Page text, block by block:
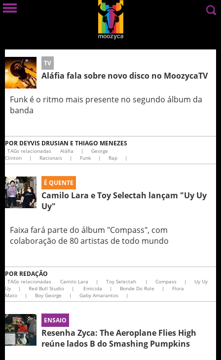
TV
Aláfia fala sobre novo disco no MoozycaTV
Funk é o ritmo mais presente no segundo álbum da
banda
POR DEYVIS DRUSIAN E THIAGO MENEZES
TAGs relacionadas Aláfia |
George
Clinton
| Racionais | Funk | Rap |
É QUENTE
Camilo Lara e Toy Selectah lançam "Uy Uy
Uy"
Faixa fará parte do álbum "Compass", com
colaboração de 80 artistas de todo mundo
POR REDAÇÃO
TAGs relacionadas Camilo Lara | Toy Selectah | Compass |
Uy Uy
Uy
| Red Bull Studio | Emicida | Bonde Do Role |
Flora
Mato
| Boy George | Gaby Amarantos |
ENSAIO
Resenha Zyca: The Aeroplane Flies High
reúne lados B do Smashing Pumpkins